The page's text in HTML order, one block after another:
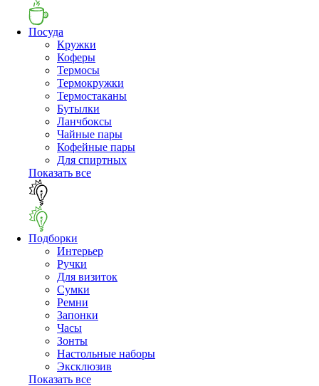
Посуда
Кружки
Коферы
Термосы
Термокружки
Термостаканы
Бутылки
Ланчбоксы
Чайные пары
Кофейные пары
Для спиртных
Показать все
Подборки
Интерьер
Ручки
Для визиток
Сумки
Ремни
Запонки
Часы
Зонты
Настольные наборы
Эксклюзив
Показать все